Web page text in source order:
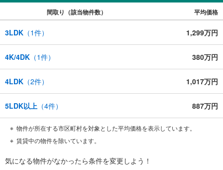
間取り（該当物件数） 平均価格
3LDK （1件） 1,299万円
4K/4DK （1件） 380万円
4LDK （2件） 1,017万円
5LDK以上 （4件） 887万円
物件が所在する市区町村を対象とした平均価格を表示しています。
賃貸中の物件を除いています。
気になる物件がなかったら条件を変更しよう！